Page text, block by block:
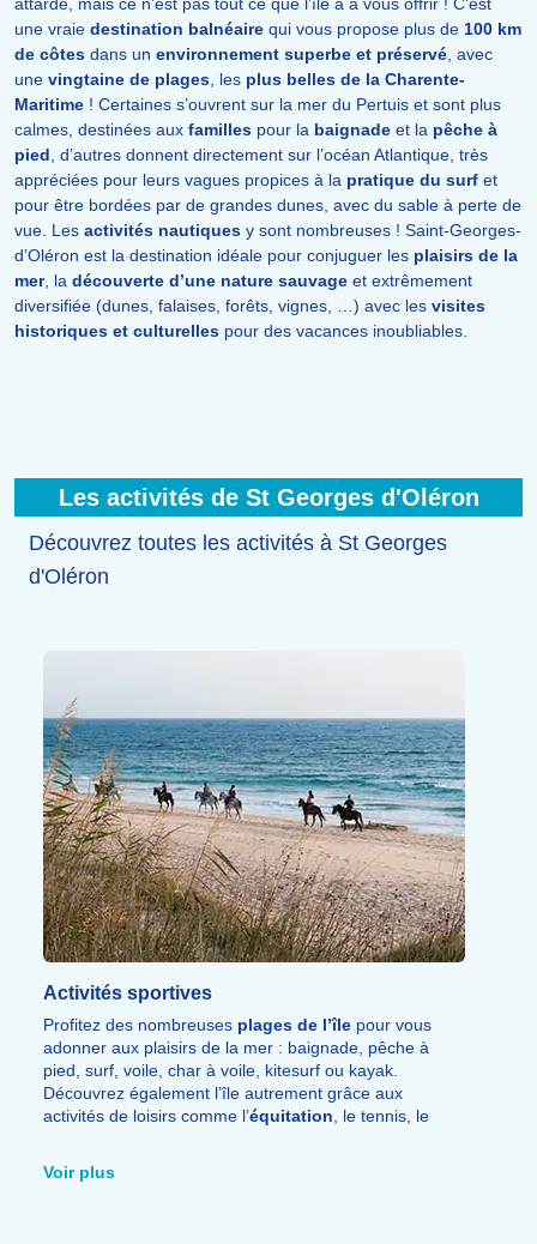
attarde, mais ce n’est pas tout ce que l’île a à vous offrir ! C’est
une vraie destination balnéaire qui vous propose plus de 100 km
de côtes dans un environnement superbe et préservé, avec
une vingtaine de plages, les plus belles de la Charente-
Maritime ! Certaines s’ouvrent sur la mer du Pertuis et sont plus
calmes, destinées aux familles pour la baignade et la pêche à
pied, d’autres donnent directement sur l’océan Atlantique, très
appréciées pour leurs vagues propices à la pratique du surf et
pour être bordées par de grandes dunes, avec du sable à perte de
vue. Les activités nautiques y sont nombreuses ! Saint-Georges-
d’Oléron est la destination idéale pour conjuguer les plaisirs de la
mer, la découverte d’une nature sauvage et extrêmement
diversifiée (dunes, falaises, forêts, vignes, …) avec les visites
historiques et culturelles pour des vacances inoubliables.
Les activités de St Georges d'Oléron
Découvrez toutes les activités à St Georges
d'Oléron
Activités sportives
Profitez des nombreuses plages de l’île pour vous
adonner aux plaisirs de la mer : baignade, pêche à
pied, surf, voile, char à voile, kitesurf ou kayak.
Découvrez également l’île autrement grâce aux
activités de loisirs comme l’équitation, le tennis, le
paysages préservés.
Voir plus